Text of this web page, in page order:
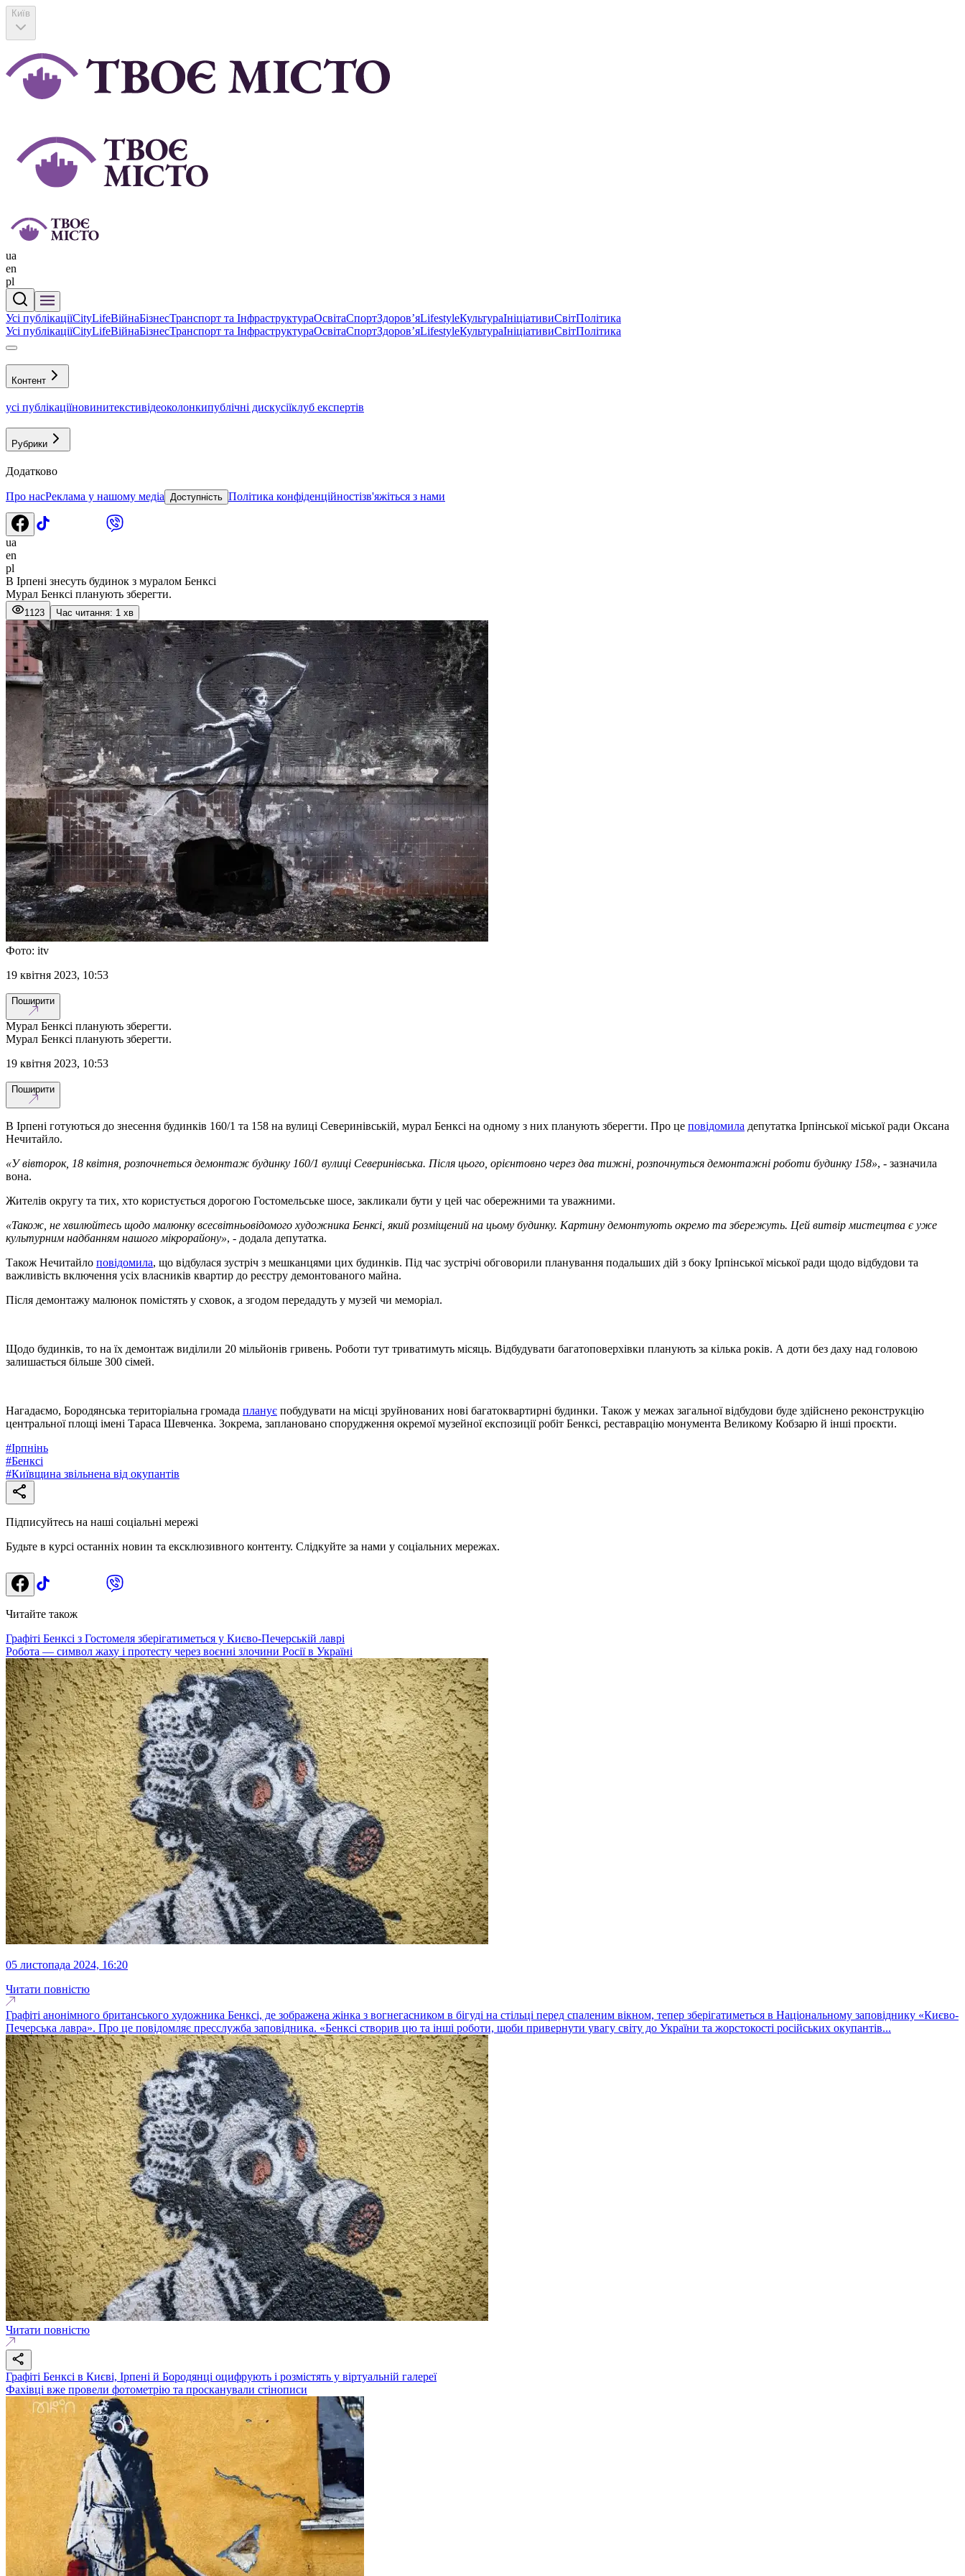
Київ
ua
en
pl
Усі публікаціїCityLifeВійнаБізнесТранспорт та ІнфраструктураОсвітаСпортЗдоровʼяLifestyleКультураІніціативиСвітПолітика
Усі публікаціїCityLifeВійнаБізнесТранспорт та ІнфраструктураОсвітаСпортЗдоровʼяLifestyleКультураІніціативиСвітПолітика
Контент
усі публікаціїновинитекстивідеоколонкипублічні дискусіїклуб експертів
Рубрики
Додатково
Про насРеклама у нашому медіа Доступність Політика конфіденційностізв'яжіться з нами
ua
en
pl
В Ірпені знесуть будинок з муралом Бенксі
Мурал Бенксі планують зберегти.
1123 Час читання: 1 хв
Фото: itv
19 квітня 2023, 10:53
Поширити
Мурал Бенксі планують зберегти.
Мурал Бенксі планують зберегти.
19 квітня 2023, 10:53
Поширити
В Ірпені готуються до знесення будинків 160/1 та 158 на вулиці Северинівській, мурал Бенксі на одному з них планують зберегти. Про це повідомила депутатка Ірпінської міської ради Оксана
Нечитайло.
«У вівторок, 18 квітня, розпочнеться демонтаж будинку 160/1 вулиці Северинівська. Після цього, орієнтовно через два тижні, розпочнуться демонтажні роботи будинку 158», - зазначила
вона.
Жителів округу та тих, хто користується дорогою Гостомельське шосе, закликали бути у цей час обережними та уважними.
«Також, не хвилюйтесь щодо малюнку всесвітньовідомого художника Бенксі, який розміщений на цьому будинку. Картину демонтують окремо та збережуть. Цей витвір мистецтва є уже
культурним надбанням нашого мікрорайону», - додала депутатка.
Також Нечитайло повідомила, що відбулася зустріч з мешканцями цих будинків. Під час зустрічі обговорили планування подальших дій з боку Ірпінської міської ради щодо відбудови та
важливість включення усіх власників квартир до реєстру демонтованого майна.
Після демонтажу малюнок помістять у сховок, а згодом передадуть у музей чи меморіал.
Щодо будинків, то на їх демонтаж виділили 20 мільйонів гривень. Роботи тут триватимуть місяць. Відбудувати багатоповерхівки планують за кілька років. А доти без даху над головою
залишається більше 300 сімей.
Нагадаємо, Бородянська територіальна громада планує побудувати на місці зруйнованих нові багатоквартирні будинки. Також у межах загальної відбудови буде здійснено реконструкцію
центральної площі імені Тараса Шевченка. Зокрема, заплановано спорудження окремої музейної експозиції робіт Бенксі, реставрацію монумента Великому Кобзарю й інші проєкти.
#Ірпнінь
#Бенксі
#Київщина звільнена від окупантів
Підписуйтесь на наші соціальні мережі
Будьте в курсі останніх новин та ексклюзивного контенту. Слідкуйте за нами у соціальних мережах.
Читайте також
Графіті Бенксі з Гостомеля зберігатиметься у Києво-Печерській лаврі
Робота — символ жаху і протесту через воєнні злочини Росії в Україні
05 листопада 2024, 16:20
Читати повністю
Графіті анонімного британського художника Бенксі, де зображена жінка з вогнегасником в бігуді на стільці перед спаленим вікном, тепер зберігатиметься в Національному заповіднику «Києво-
Печерська лавра». Про це повідомляє пресслужба заповідника. «Бенксі створив цю та інші роботи, щоби привернути увагу світу до України та жорстокості російських окупантів...
Читати повністю
Графіті Бенксі в Києві, Ірпені й Бородянці оцифрують і розмістять у віртуальній галереї
Фахівці вже провели фотометрію та просканували стінописи